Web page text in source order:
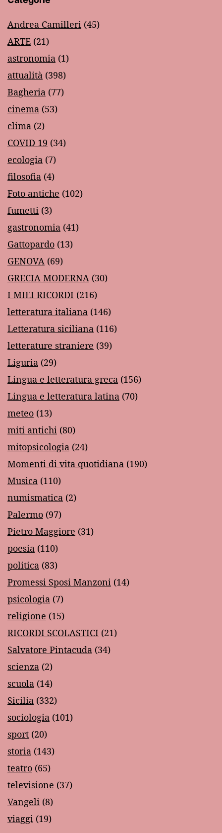
Andrea Camilleri (45)
ARTE (21)
astronomia (1)
attualità (398)
Bagheria (77)
cinema (53)
clima (2)
COVID 19 (34)
ecologia (7)
filosofia (4)
Foto antiche (102)
fumetti (3)
gastronomia (41)
Gattopardo (13)
GENOVA (69)
GRECIA MODERNA (30)
I MIEI RICORDI (216)
letteratura italiana (146)
Letteratura siciliana (116)
letterature straniere (39)
Liguria (29)
Lingua e letteratura greca (156)
Lingua e letteratura latina (70)
meteo (13)
miti antichi (80)
mitopsicologia (24)
Momenti di vita quotidiana (190)
Musica (110)
numismatica (2)
Palermo (97)
Pietro Maggiore (31)
poesia (110)
politica (83)
Promessi Sposi Manzoni (14)
psicologia (7)
religione (15)
RICORDI SCOLASTICI (21)
Salvatore Pintacuda (34)
scienza (2)
scuola (14)
Sicilia (332)
sociologia (101)
sport (20)
storia (143)
teatro (65)
televisione (37)
Vangeli (8)
viaggi (19)